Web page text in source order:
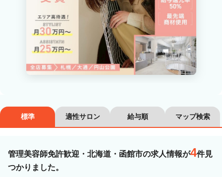
職種・技能ランク
美容師アシスタント
ネイリスト エステティシャン
雇用形態
標準 適性サロン 給与順 マップ検索
管理美容師免許歓迎・北海道・函館市の求人情報が4件見
つかりました。